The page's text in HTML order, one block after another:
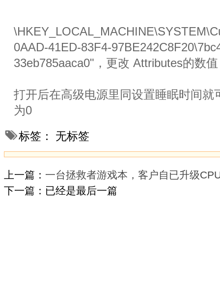
0AAD-41ED-83F4-
33eb785aaca0"，更改 Attributes的数
打开后在高级电源里同设置睡眠时间就
为0
标签： 无标签
上一篇： 一台拯救者游戏本，客户自已升级
下一篇：已经是最后一篇